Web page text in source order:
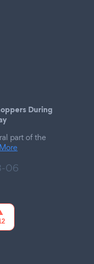
During
part of the
06